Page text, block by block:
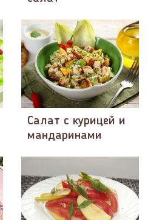
Салат с курицей и
мандаринами